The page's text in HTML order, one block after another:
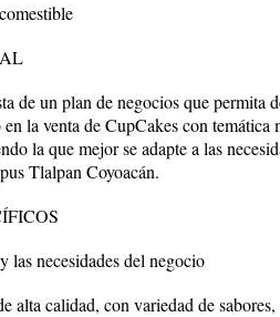
de un plan de negocios que permita
la venta de CupCakes con
la que mejor se adapte a las
Tlalpan Coyoacán.
las necesidades del negocio
alta calidad, con variedad de